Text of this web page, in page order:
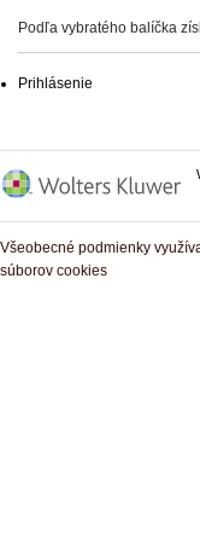
Podľa vybratého balíčka
Prihlásenie
Všeobecné podmienky
súborov cookies